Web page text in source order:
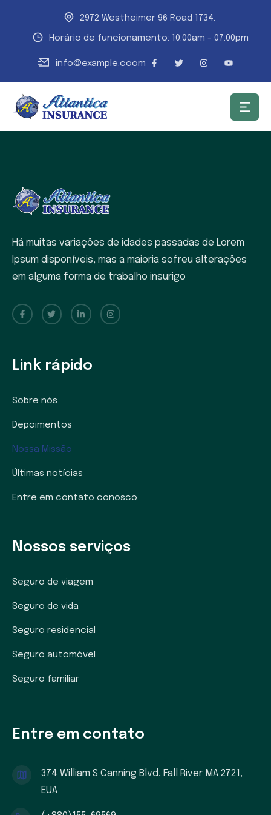
2972 Westheimer 96 Road 1734.
Horário de funcionamento: 10:00am - 07:00pm
info@example.coom
Há muitas variações de idades passadas de Lorem
Ipsum disponíveis, mas a maioria sofreu alterações
em alguma forma de trabalho insurigo
Link rápido
Sobre nós
Depoimentos
Nossa Missão
Últimas notícias
Entre em contato conosco
Nossos serviços
Seguro de viagem
Seguro de vida
Seguro residencial
Seguro automóvel
Seguro familiar
Entre em contato
374 William S Canning Blvd, Fall River MA 2721,
EUA